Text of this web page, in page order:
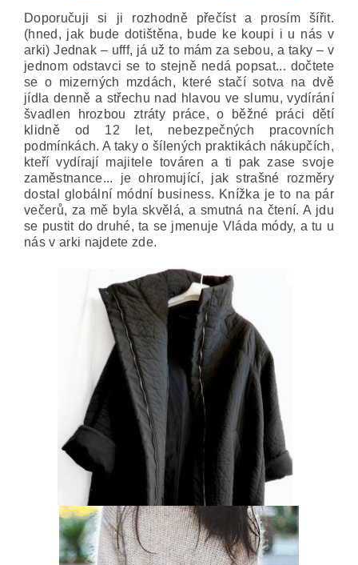
Doporučuji si ji rozhodně přečíst a prosím šířit.
(hned, jak bude dotištěna, bude ke koupi i u nás v
arki) Jednak – ufff, já už to mám za sebou, a taky – v
jednom odstavci se to stejně nedá popsat... dočtete
se o mizerných mzdách, které stačí sotva na dvě
jídla denně a střechu nad hlavou ve slumu, vydírání
švadlen hrozbou ztráty práce, o běžné práci dětí
klidně od 12 let, nebezpečných pracovních
podmínkách. A taky o šílených praktikách nákupčích,
kteří vydírají majitele továren a ti pak zase svoje
zaměstnance... je ohromující, jak strašné rozměry
dostal globální módní business. Knížka je to na pár
večerů, za mě byla skvělá, a smutná na čtení. A jdu
se pustit do druhé, ta se jmenuje Vláda módy, a tu u
nás v arki najdete zde.